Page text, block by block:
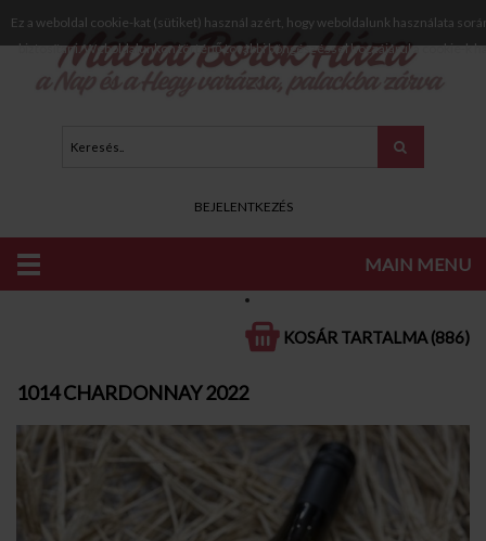
Ez a weboldal cookie-kat (sütiket) használ azért, hogy weboldalunk használata
biztosítani. Weboldalunkon történő további böngészéssel hozzájárul a cookie-k
BEJELENTKEZÉS
MAIN MENU
KOSÁR TARTALMA (886)
SZÁRAZ FEHÉR BOROK
1014 CHARDONNAY 2022